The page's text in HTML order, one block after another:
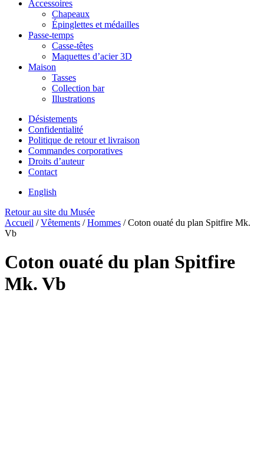
Accessoires
Chapeaux
Épinglettes et médailles
Passe-temps
Casse-têtes
Maquettes d’acier 3D
Maison
Tasses
Collection bar
Illustrations
Désistements
Confidentialité
Politique de retour et livraison
Commandes corporatives
Droits d’auteur
Contact
English
Retour au site du Musée
Accueil /Vêtements /Hommes /Coton ouaté du plan Spitfire Mk.
Vb
Coton ouaté du plan Spitfire
Mk. Vb